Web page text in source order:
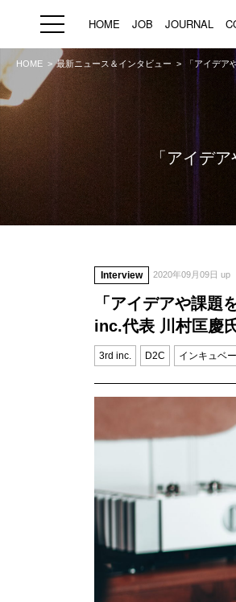
HOME JOB JOURNAL
HOME
HOME 最新ニュース＆インタビュー 「アイデア
「アイデ
Interview 2020年09月09日 up
「アイデアや課題
inc.代表 川村匡慶
3rd inc. D2C インキュベ